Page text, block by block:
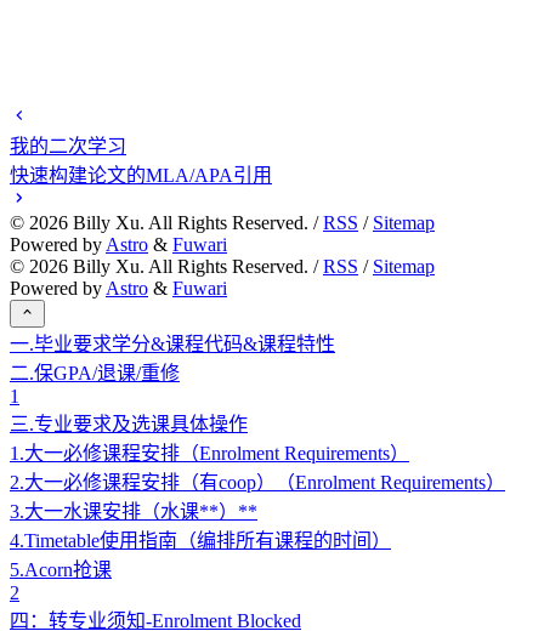
我的二次学习
快速构建论文的MLA/APA引用
© 2026 Billy Xu. All Rights Reserved. /RSS / Sitemap
Powered by Astro & Fuwari
© 2026 Billy Xu. All Rights Reserved. /RSS / Sitemap
Powered by Astro & Fuwari
一.毕业要求学分&课程代码&课程特性
二.保GPA/退课/重修
1
三.专业要求及选课具体操作
1.大一必修课程安排（Enrolment Requirements）
2.大一必修课程安排（有coop）（Enrolment Requirements）
3.大一水课安排（水课**）**
4.Timetable使用指南（编排所有课程的时间）
5.Acorn抢课
2
四：转专业须知-Enrolment Blocked